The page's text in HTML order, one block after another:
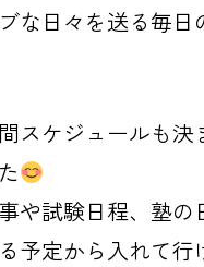
な日々を送る毎
スケジュールも
や試験日程、塾の
予定から入れて